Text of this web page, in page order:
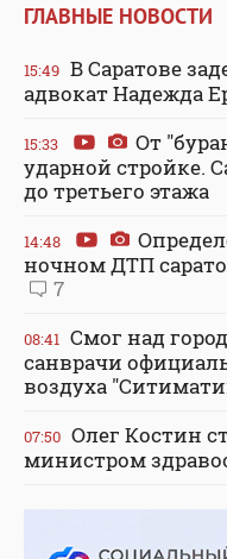
ГЛАВНЫЕ НОВОСТИ
15:49 В Саратове
адвокат Надежда
15:33
От
ударной стройке.
до третьего этажа
14:48
ночном ДТП
7
08:41 Смог над
санврачи
воздуха
07:50 Олег Костин
министром